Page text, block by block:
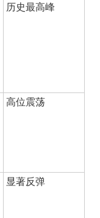
历史最高峰
高位震荡
显著反弹